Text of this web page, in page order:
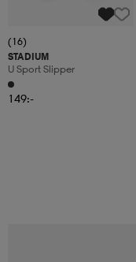
(16)
STADIUM
U Sport Slipper
149:-